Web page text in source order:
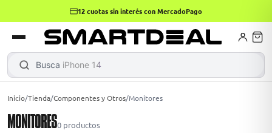
12 cuotas sin interés con MercadoPago
Busca iPhone 14
MacBook Air
Inicio/Tienda/Componentes y Otros/Monitores
MONITORES0 productos